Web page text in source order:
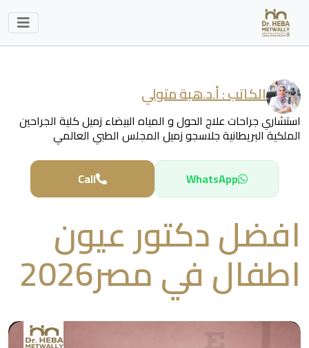
الكاتب :أ.د.هبة متولي
استشاري جراحات علاج الحول و المياه البيضاء زميل كلية الجراحين
الملكية البريطانية جلاسجو زميل المجلس الطبي العالمي
WhatsApp
Call
افضل دكتور عيون
اطفال في مصر2026